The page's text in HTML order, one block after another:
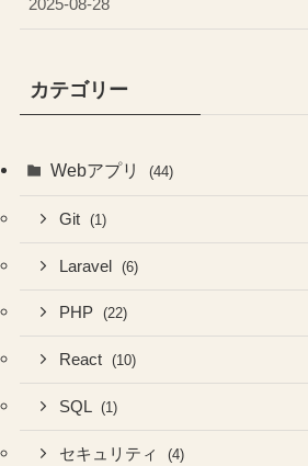
2025-08-28
カテゴリー
Webアプリ (44)
Git (1)
Laravel (6)
PHP (22)
React (10)
SQL (1)
セキュリティ (4)